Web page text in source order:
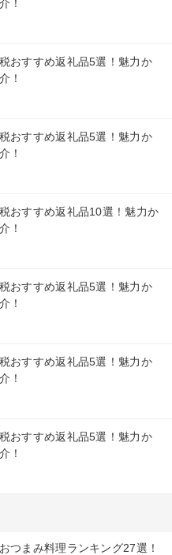
！
おすすめ返礼品5選！魅力か
！
おすすめ返礼品5選！魅力か
！
おすすめ返礼品10選！魅力か
！
おすすめ返礼品5選！魅力か
！
おすすめ返礼品5選！魅力か
！
おすすめ返礼品5選！魅力か
！
つまみ料理ランキング27選！